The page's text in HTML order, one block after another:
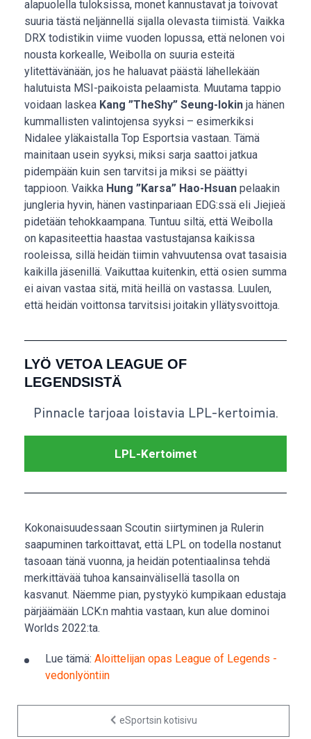
alapuolella tuloksissa, monet kannustavat ja toivovat
suuria tästä neljännellä sijalla olevasta tiimistä. Vaikka
DRX todistikin viime vuoden lopussa, että nelonen voi
nousta korkealle, Weibolla on suuria esteitä
ylitettävänään, jos he haluavat päästä lähellekään
halutuista MSI-paikoista pelaamista. Muutama tappio
voidaan laskea Kang ”TheShy” Seung-lokin ja hänen
kummallisten valintojensa syyksi – esimerkiksi
Nidalee yläkaistalla Top Esportsia vastaan. Tämä
mainitaan usein syyksi, miksi sarja saattoi jatkua
pidempään kuin sen tarvitsi ja miksi se päättyi
tappioon. Vaikka Hung ”Karsa” Hao-Hsuan pelaakin
jungleria hyvin, hänen vastinpariaan EDG:ssä eli Jiejieä
pidetään tehokkaampana. Tuntuu siltä, että Weibolla
on kapasiteettia haastaa vastustajansa kaikissa
rooleissa, sillä heidän tiimin vahvuutensa ovat tasaisia
kaikilla jäsenillä. Vaikuttaa kuitenkin, että osien summa
ei aivan vastaa sitä, mitä heillä on vastassa. Luulen,
että heidän voittonsa tarvitsisi joitakin yllätysvoittoja.
LYÖ VETOA LEAGUE OF
LEGENDSISTÄ
Pinnacle tarjoaa loistavia LPL-kertoimia.
LPL-Kertoimet
Kokonaisuudessaan Scoutin siirtyminen ja Rulerin
saapuminen tarkoittavat, että LPL on todella nostanut
tasoaan tänä vuonna, ja heidän potentiaalinsa tehdä
merkittävää tuhoa kansainvälisellä tasolla on
kasvanut. Näemme pian, pystyykö kumpikaan edustaja
pärjäämään LCK:n mahtia vastaan, kun alue dominoi
Worlds 2022:ta.
Lue tämä: Aloittelijan opas League of Legends -
vedonlyöntiin
eSportsin kotisivu